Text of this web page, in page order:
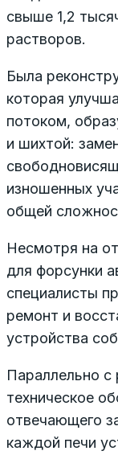
свыше 1,2
растворов.
Была
которая
потоком,
и шихтой:
изношенных
общей
Несмотря на
для форсунки
специалисты
ремонт и
устройства
Параллельно
техническое
отвечающего
каждой печи